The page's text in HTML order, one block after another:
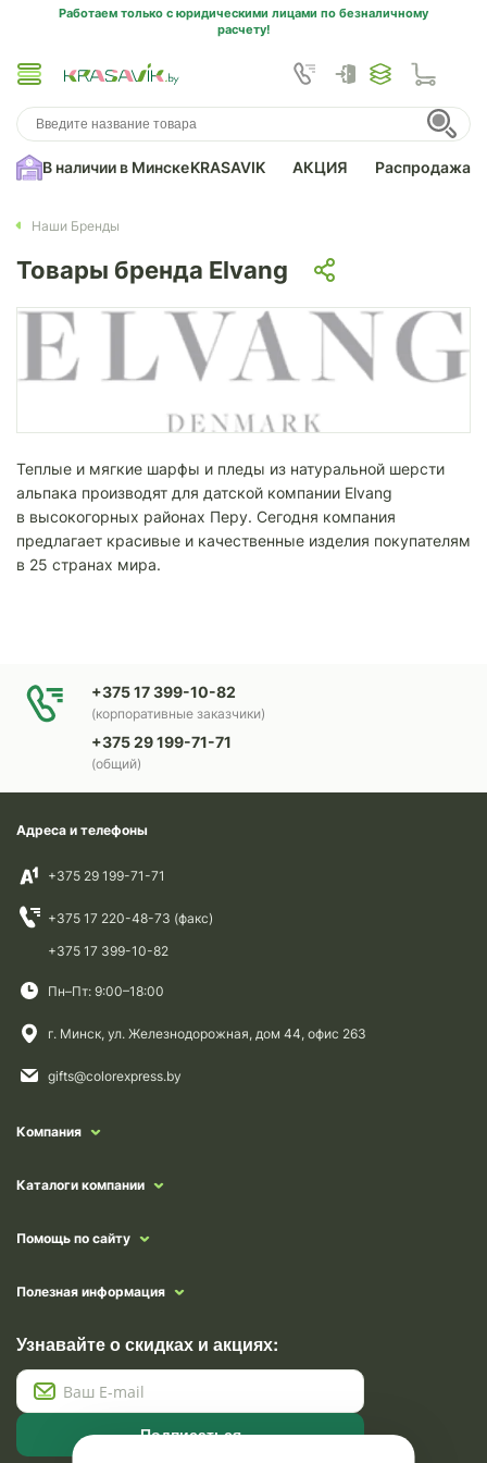
Работаем только с юридическими лицами по безналичному
расчету!
В наличии в МинскеKRASAVIK АКЦИЯ Распродажа
Наши Бренды
Товары бренда Elvang
Теплые и мягкие шарфы и пледы из натуральной шерсти
альпака производят для датской компании Elvang
в высокогорных районах Перу. Сегодня компания
предлагает красивые и качественные изделия покупателям
в 25 странах мира.
+375 17 399-10-82
(корпоративные заказчики)
+375 29 199-71-71
(общий)
Адреса и телефоны
+375 29 199-71-71
+375 17 220-48-73 (факс)
+375 17 399-10-82
Пн–Пт: 9:00–18:00
г. Минск, ул. Железнодорожная, дом 44, офис 263
gifts@colorexpress.by
Компания
Каталоги компании
Помощь по сайту
Полезная информация
Узнавайте о скидках и акциях:
Подписаться